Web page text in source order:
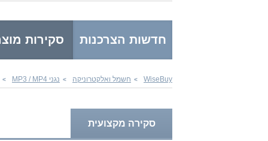
חדשות הצרכנות סקירות
WiseBuy
> חשמל ואלקטרוניקה > נגני MP3 / MP4 >
סקירה מקצועית